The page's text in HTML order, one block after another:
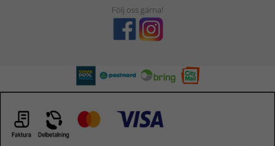
Följ oss gärna!